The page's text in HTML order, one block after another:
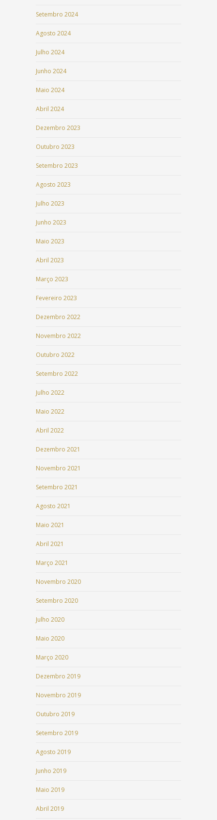
Setembro 2024
Agosto 2024
Julho 2024
Junho 2024
Maio 2024
Abril 2024
Dezembro 2023
Outubro 2023
Setembro 2023
Agosto 2023
Julho 2023
Junho 2023
Maio 2023
Abril 2023
Março 2023
Fevereiro 2023
Dezembro 2022
Novembro 2022
Outubro 2022
Setembro 2022
Julho 2022
Maio 2022
Abril 2022
Dezembro 2021
Novembro 2021
Setembro 2021
Agosto 2021
Maio 2021
Abril 2021
Março 2021
Novembro 2020
Setembro 2020
Julho 2020
Maio 2020
Março 2020
Dezembro 2019
Novembro 2019
Outubro 2019
Setembro 2019
Agosto 2019
Junho 2019
Maio 2019
Abril 2019